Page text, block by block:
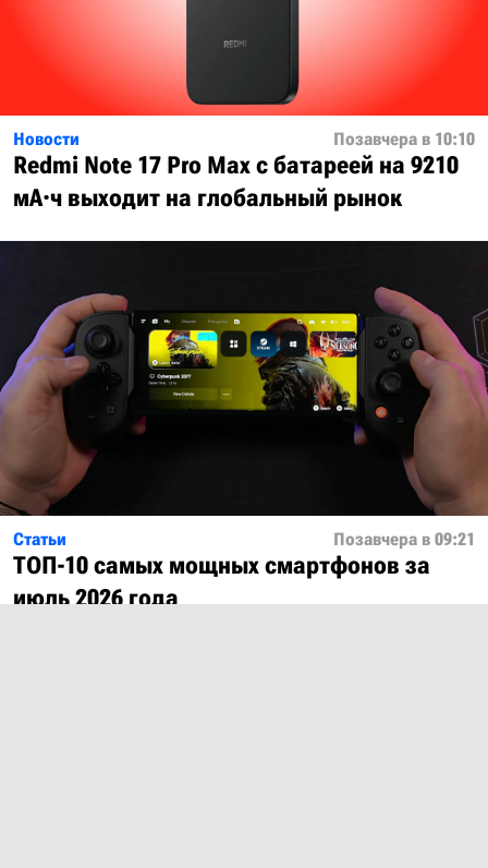
Новости Позавчера в 10:10
Redmi Note 17 Pro Max с батареей на 9210
мА·ч выходит на глобальный рынок
Статьи Позавчера в 09:21
ТОП-10 самых мощных смартфонов за
июль 2026 года